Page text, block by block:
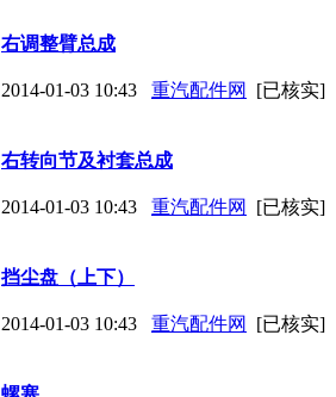
右调整臂总成
2014-01-03 10:43 重汽配件网 [已核实]
右转向节及衬套总成
2014-01-03 10:43 重汽配件网 [已核实]
挡尘盘（上下）
2014-01-03 10:43 重汽配件网 [已核实]